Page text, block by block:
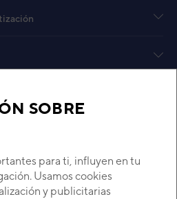
SOBRE
para ti, influyen en tu
Usamos cookies
y publicitarias